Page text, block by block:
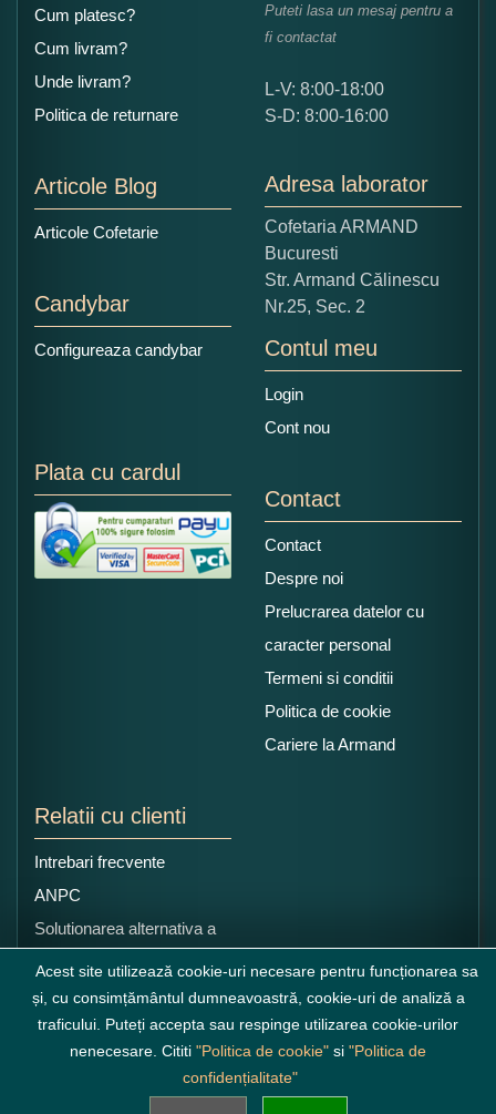
Ce nota acordati acestui produs?
5
Copiati alaturi numarul din imagine:
Cum platesc?
Cum livram?
Unde livram?
Politica de returnare
Articole Blog
Articole Cofetarie
Candybar
Configureaza candybar
Puteti lasa un mesaj pentru a
fi contactat
L-V: 8:00-18:00
S-D: 8:00-16:00
Adresa laborator
Cofetaria ARMAND
Bucuresti
Str. Armand Călinescu
Nr.25, Sec. 2
Contul meu
Login
Cont nou
Plata cu cardul
Contact
Contact
Despre noi
Prelucrarea datelor cu
caracter personal
Termeni si conditii
Politica de cookie
Cariere la Armand
Relatii cu clienti
Intrebari frecvente
ANPC
Solutionarea alternativa a
litigiilor
Acest site utilizează cookie-uri necesare pentru funcționarea sa
și, cu consimțământul dumneavoastră, cookie-uri de analiză a
traficului. Puteți accepta sau respinge utilizarea cookie-urilor
nenecesare. Cititi "Politica de cookie" si "Politica de
confidențialitate"